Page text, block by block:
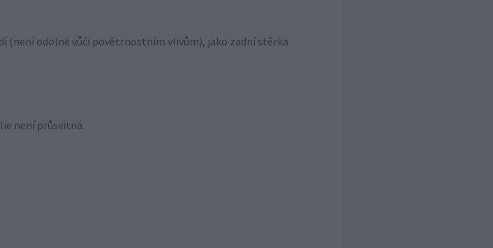
(není odolné vůči povětrnostním vlivům), jako zadní stěrka
není průsvitná.